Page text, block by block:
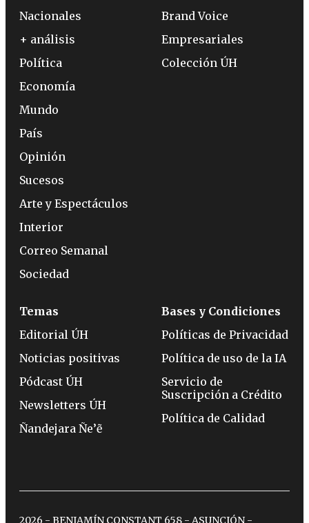
Nacionales
+ análisis
Política
Economía
Mundo
País
Opinión
Sucesos
Arte y Espectáculos
Interior
Correo Semanal
Sociedad
Brand Voice
Empresariales
Colección ÚH
Temas
Editorial ÚH
Noticias positivas
Pódcast ÚH
Newsletters ÚH
Ñandejara Ñe’ẽ
Bases y Condiciones
Políticas de Privacidad
Política de uso de la IA
Servicio de
Suscripción a Crédito
Política de Calidad
2026 - BENJAMÍN CONSTANT 658 - ASUNCIÓN -